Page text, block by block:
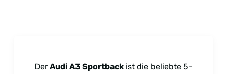
Der Audi A3 Sportbackist die beliebte 5-